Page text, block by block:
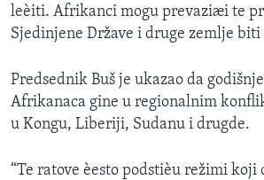
leèiti. Afrikanci mogu prevaziæi te
Sjedinjene Države i druge zemlje biti
Predsednik Buš je ukazao da
Afrikanaca gine u regionalnim
u Kongu, Liberiji, Sudanu i drugde.
“Te ratove èesto podstièu režimi koji